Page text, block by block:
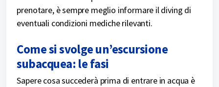
prenotare, è sempre meglio informare il diving di
eventuali condizioni mediche rilevanti.
Come si svolge un’escursione
subacquea: le fasi
Sapere cosa succederà prima di entrare in acqua è